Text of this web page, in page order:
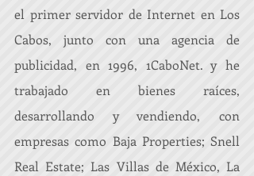
el primer servidor de Internet en Los
Cabos, junto con una agencia de
publicidad, en 1996, 1CaboNet. y he
trabajado en bienes raíces,
desarrollando y vendiendo, con
empresas como Baja Properties; Snell
Real Estate; Las Villas de México, La